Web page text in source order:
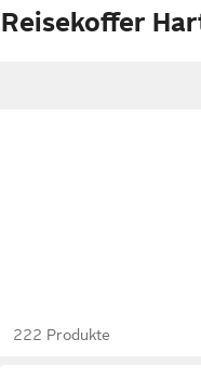
Reisekoffer
222 Produkte